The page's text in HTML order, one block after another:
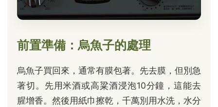
前置準備：烏魚子的處理
烏魚子買回來，通常有膜包著。先去膜，但別急
著切。先用米酒或高粱酒浸泡10分鐘，這能去
腥增香。然後用紙巾擦乾，千萬別用水洗，水分